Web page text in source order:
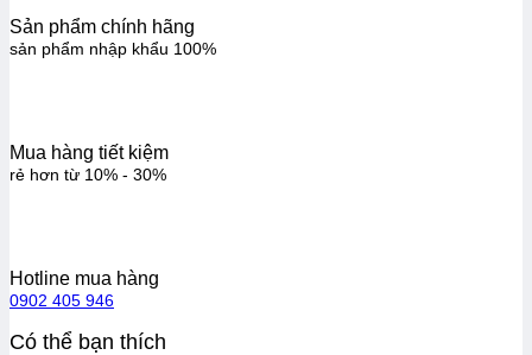
Sản phẩm chính hãng
sản phẩm nhập khẩu 100%
Mua hàng tiết kiệm
rẻ hơn từ 10% - 30%
Hotline mua hàng
0902 405 946
Có thể bạn thích